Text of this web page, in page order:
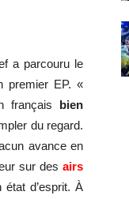
a parcouru le
premier EP. «
français bien
du regard.
avance en
sur des airs
d’esprit. À